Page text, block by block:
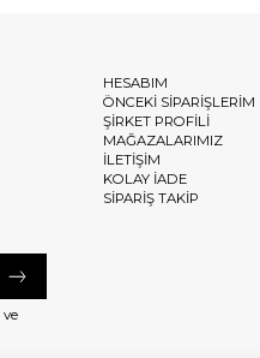
ve
HESABIM
ÖNCEKİ SİPARİŞLERİM
ŞİRKET PROFİLİ
MAĞAZALARIMIZ
İLETİŞİM
KOLAY İADE
SİPARİŞ TAKİP